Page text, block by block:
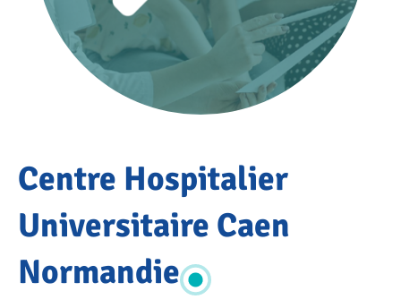
Annuaire
du réseau
OSCAR
Centre
Universitaire
Centre Hospitalier
Universitaire Caen
Normandie